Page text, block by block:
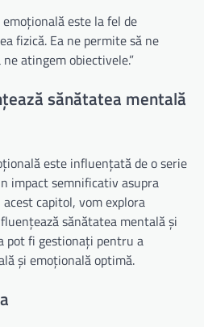
este la fel de
fizică. Ea ne permite să ne
atingem obiectivele.”
sănătatea mentală
este influențată de o serie
impact semnificativ asupra
capitol, vom explora
sănătatea mentală și
pot fi gestionați pentru a
și emoțională optimă.